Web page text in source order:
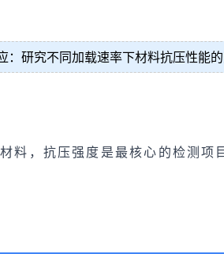
：研究不同加载速率下材料抗压性能的
料，抗压强度是最核心的检测项